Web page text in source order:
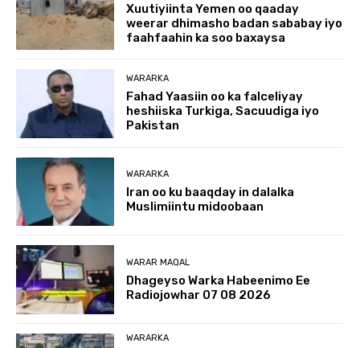
Xuutiyiinta Yemen oo qaaday
weerar dhimasho badan sababay iyo
faahfaahin ka soo baxaysa
WARARKA
Fahad Yaasiin oo ka falceliyay
heshiiska Turkiga, Sacuudiga iyo
Pakistan
WARARKA
Iran oo ku baaqday in dalalka
Muslimiintu midoobaan
WARAR MAQAL
Dhageyso Warka Habeenimo Ee
Radiojowhar 07 08 2026
WARARKA